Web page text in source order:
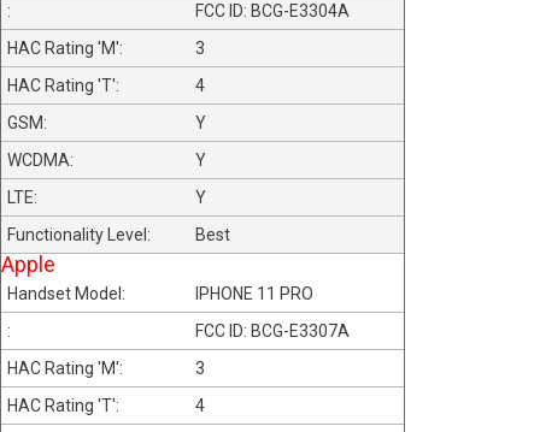
FCC ID: BCG-E3304A
3
4
Y
Y
Y
Best
Apple
IPHONE 11 PRO
FCC ID: BCG-E3307A
3
4